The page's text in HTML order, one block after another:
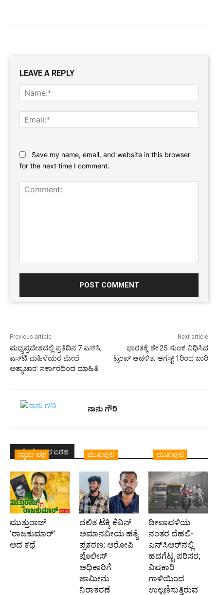
LEAVE A REPLY
Save my name, email, and website in this browser
for the next time I comment.
Previous article
ಮಧ್ಯಪ್ರದೇಶದಲ್ಲಿ ಪ್ರತಿದಿನ 7 ಎಸ್‌ಸಿ,
ಎಸ್‌ಟಿ ಮಹಿಳೆಯರ ಮೇಲೆ
ಅತ್ಯಾಚಾರ: ಸರ್ಕಾರದಿಂದ ಮಾಹಿತಿ
Next article
ಭಾರತಕ್ಕೆ ಶೇ.25 ಸುಂಕ ವಿಧಿಸಿದ
ಟ್ರಂಪ್ ಆಡಳಿತ: ಆಗಸ್ಟ್ 1ರಿಂದ ಜಾರಿ
ನಾನು ಗೌರಿ
ಇದೇ ಲೇಖಕರ ಬರಹ
ನ್ಯಾಯ ಪಥ
ಮುತ್ತುರಾಜ್
‘ರಾಜಕುಮಾರ್‍’
ಆದ ಕಥೆ
ಮುಖಪುಟ
ದಲಿತ ಟೆಕ್ಕಿ ಕೆವಿನ್
ಅಮಾನವೀಯ ಹತ್ಯೆ
ಪ್ರಕರಣ; ಆರೋಪಿ
ಪೊಲೀಸ್‌
ಅಧಿಕಾರಿಗೆ
ಜಾಮೀನು
ನಿರಾಕರಣೆ
ಮುಖಪುಟ
ದೀಪಾವಳಿಯ
ನಂತರ ದೆಹಲಿ-
ಎನ್‌ಸಿಆರ್‌ನಲ್ಲಿ
ಹದಗೆಟ್ಟ ಪರಿಸರ;
ವಿಷಕಾರಿ
ಗಾಳಿಯಿಂದ
ಉಲ್ಬಣಿಸುತ್ತಿರುವ